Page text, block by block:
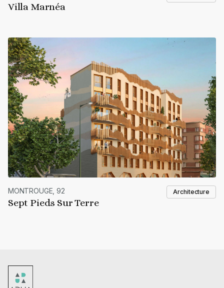
Villa Marnéa
MONTROUGE, 92
Sept Pieds Sur Terre
Architecture